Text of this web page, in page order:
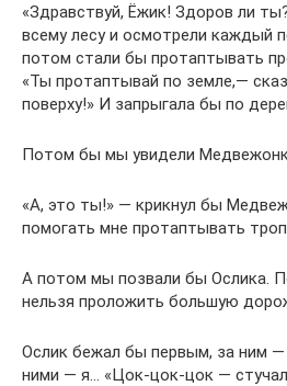
«Здравствуй, Ёжик! Здоров ли
всему лесу и осмотрели каждый
потом стали бы протаптывать
«Ты протаптывай по земле,—
поверху!» И запрыгала бы по
Потом бы мы увидели
«А, это ты!» — крикнул бы
помогать мне протаптывать
А потом мы позвали бы Ослика.
нельзя проложить большую
Ослик бежал бы первым, за ним
ними — я… «Цок-цок-цок —